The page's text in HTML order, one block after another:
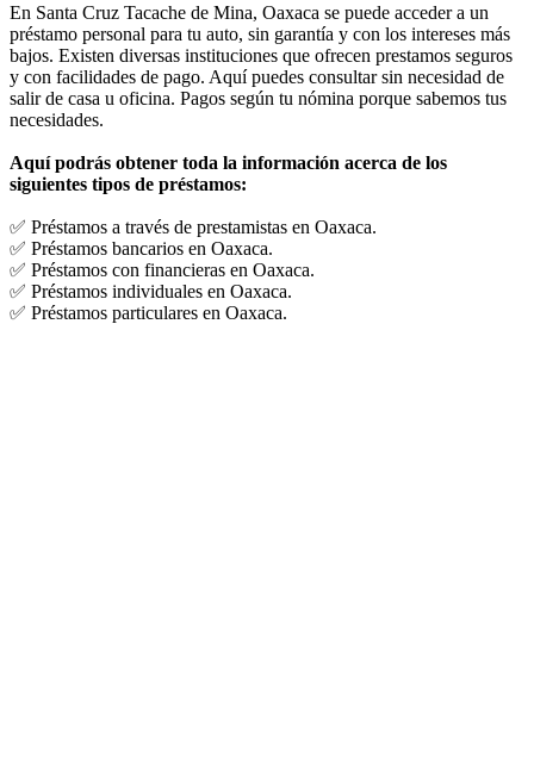
En Santa Cruz Tacache de Mina, Oaxaca se puede acceder a un
préstamo personal para tu auto, sin garantía y con los intereses más
bajos. Existen diversas instituciones que ofrecen prestamos seguros
y con facilidades de pago. Aquí puedes consultar sin necesidad de
salir de casa u oficina. Pagos según tu nómina porque sabemos tus
necesidades.
Aquí podrás obtener toda la información acerca de los
siguientes tipos de préstamos:
✅ Préstamos a través de prestamistas en Oaxaca.
✅ Préstamos bancarios en Oaxaca.
✅ Préstamos con financieras en Oaxaca.
✅ Préstamos individuales en Oaxaca.
✅ Préstamos particulares en Oaxaca.